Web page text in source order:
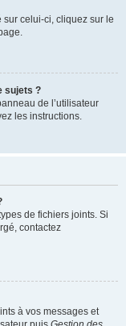
sur celui-ci, cliquez sur le
sujets ?
de l’utilisateur
les instructions.
de fichiers joints. Si
contactez
à vos messages et